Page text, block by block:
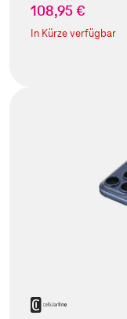
108,95 €
In Kürze verfügbar